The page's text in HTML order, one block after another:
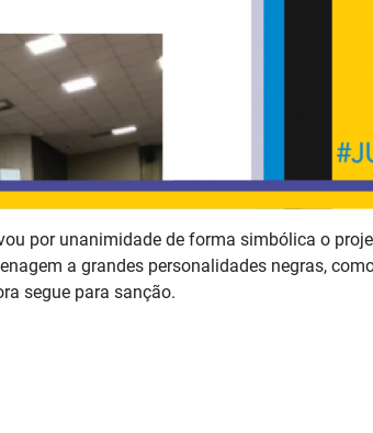
por unanimidade de forma simbólica o
a grandes personalidades negras,
segue para sanção.